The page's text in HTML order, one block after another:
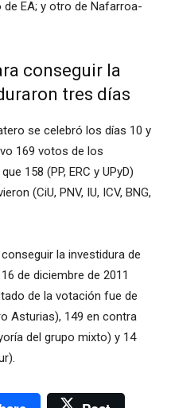
de EA; y otro de Nafarroa-
conseguir la
tres días
se celebró los días 10 y
169 votos de los
158 (PP, ERC y UPyD)
(CiU, PNV, IU, ICV, BNG,
la investidura de
de diciembre de 2011
de la votación fue de
Asturias), 149 en contra
del grupo mixto) y 14